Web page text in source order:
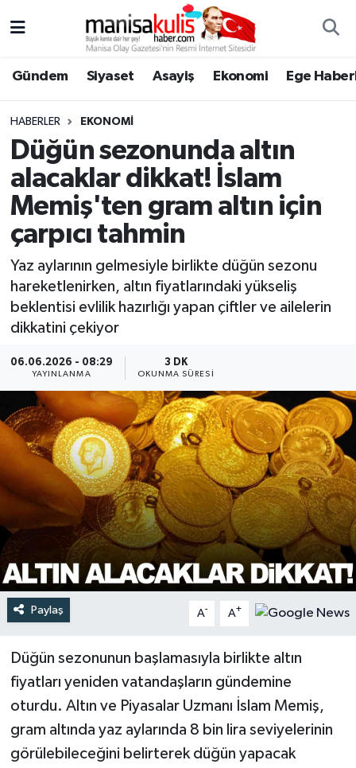
Gündem Siyaset Asayiş Ekonomi Ege
HABERLER EKONOMI
Düğün sezonunda altın
alacaklar dikkat! İslam
Memiş'ten gram altın için
çarpıcı tahmin
Yaz aylarının gelmesiyle birlikte düğün sezonu
hareketlenirken, altın fiyatlarındaki yükseliş
beklentisi evlilik hazırlığı yapan çiftler ve ailelerin
dikkatini çekiyor
06.06.2026 - 08:29
YAYINLANMA
3 DK
OKUNMA SÜRESI
Paylaş A- A+
Düğün sezonunun başlamasıyla birlikte altın
fiyatları yeniden vatandaşların gündemine
oturdu. Altın ve Piyasalar Uzmanı İslam Memiş,
gram altında yaz aylarında 8 bin lira seviyelerinin
görülebileceğini belirterek düğün yapacak
Ege Haberleri
Ekonomi
Genel
Gündem
Resmi İlan
Siyaset
Yaşam
Yunusemre Hava Durumu
Yunusemre Trafik Yoğunluk Haritası
Süper Lig Puan Durumu ve Fikstür
Tüm Manşetler
Son Dakika Haberleri
Haber Arşivi